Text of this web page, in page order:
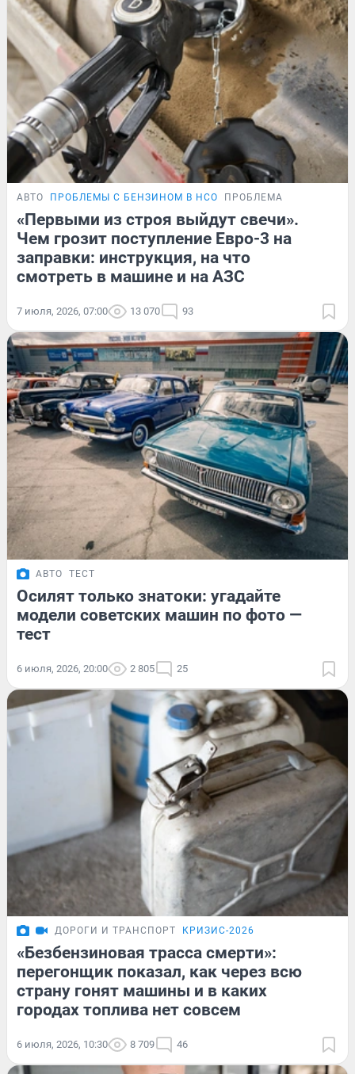
АВТО ПРОБЛЕМЫ С БЕНЗИНОМ В НСО ПРОБЛЕМА
«Первыми из строя выйдут свечи».
Чем грозит поступление Евро-3 на
заправки: инструкция, на что
смотреть в машине и на АЗС
7 июля, 2026, 07:00 13 070 93
АВТО ТЕСТ
Осилят только знатоки: угадайте
модели советских машин по фото —
тест
6 июля, 2026, 20:00 2 805 25
ДОРОГИ И ТРАНСПОРТ КРИЗИС-2026
«Безбензиновая трасса смерти»:
перегонщик показал, как через всю
страну гонят машины и в каких
городах топлива нет совсем
6 июля, 2026, 10:30 8 709 46